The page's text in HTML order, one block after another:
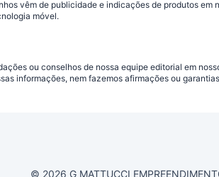
vêm de publicidade e indicações de produtos em
móvel.
ou conselhos de nossa equipe editorial em
informações, nem fazemos afirmações ou
© 2026 G MATTUCCI